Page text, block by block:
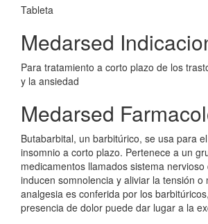
Tableta
Medarsed
Para tratamiento a corto plazo de los
y la ansiedad
Medarsed
Butabarbital, un barbitúrico, se usa para
insomnio a corto plazo. Pertenece a un
medicamentos llamados sistema
inducen somnolencia y aliviar la tensión o
analgesia es conferida por los
presencia de dolor puede dar lugar a la